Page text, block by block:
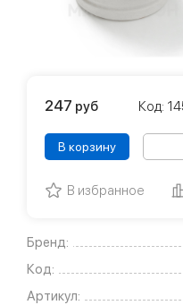
Бренд:
Код:
Артикул:
247 руб Код:
В корзину
В избранное